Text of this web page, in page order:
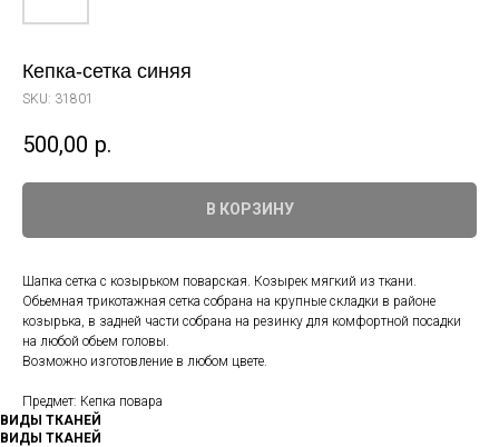
Кепка-сетка синяя
SKU: 31801
500,00 р.
В КОРЗИНУ
Шапка сетка с козырьком поварская. Козырек мягкий из ткани.
Обьемная трикотажная сетка собрана на крупные складки в районе
козырька, в задней части собрана на резинку для комфортной посадки
на любой обьем головы.
Возможно изготовление в любом цвете.
Предмет: Кепка повара
ВИДЫ ТКАНЕЙ
ВИДЫ ТКАНЕЙ